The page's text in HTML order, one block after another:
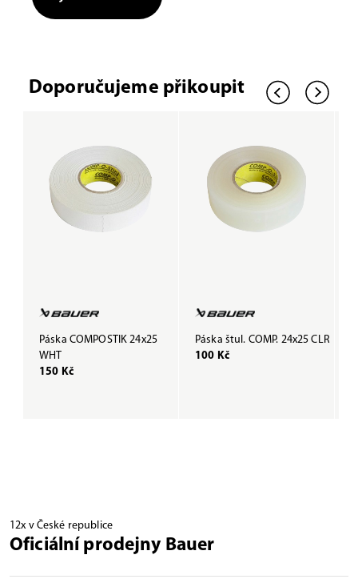
Doporučujeme přikoupit
Páska COMPOSTIK 24x25
WHT
150 Kč
Páska štul. COMP. 24x25 CLR
100 Kč
12x v České republice
Oficiální prodejny Bauer